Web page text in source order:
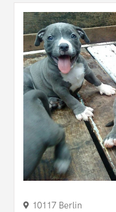
10117 Berlin